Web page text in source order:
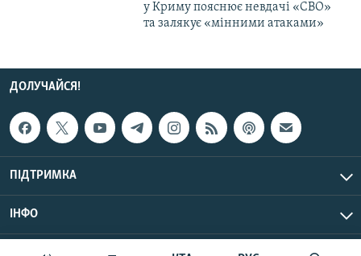
у Криму пояснює невдачі «СВО»
та залякує «мінними атаками»
ДОЛУЧАЙСЯ!
ПІДТРИМКА
ІНФО